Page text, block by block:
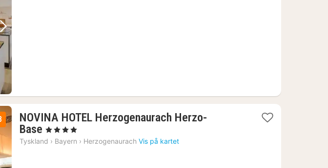
bilde
NOVINA HOTEL Herzogenaurach Herzo-
Base 1
natt
, 4 Stjerner
Tyskland › Bayern › Herzogenaurach Vis på kartet